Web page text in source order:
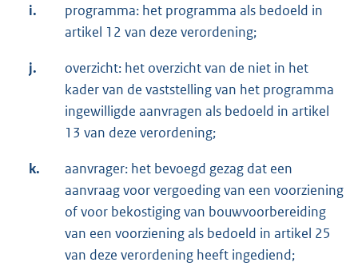
i.
programma: het programma als bedoeld in
artikel 12 van deze verordening;
j.
overzicht: het overzicht van de niet in het
kader van de vaststelling van het programma
ingewilligde aanvragen als bedoeld in artikel
13 van deze verordening;
k.
aanvrager: het bevoegd gezag dat een
aanvraag voor vergoeding van een voorziening
of voor bekostiging van bouwvoorbereiding
van een voorziening als bedoeld in artikel 25
van deze verordening heeft ingediend;